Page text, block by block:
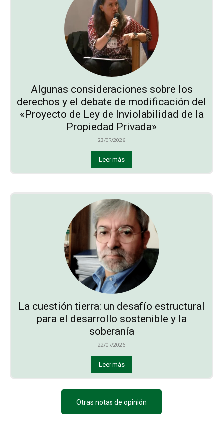
Algunas consideraciones sobre los
derechos y el debate de modificación del
«Proyecto de Ley de Inviolabilidad de la
Propiedad Privada»
23/07/2026
Leer más
La cuestión tierra: un desafío estructural
para el desarrollo sostenible y la
soberanía
22/07/2026
Leer más
Otras notas de opinión